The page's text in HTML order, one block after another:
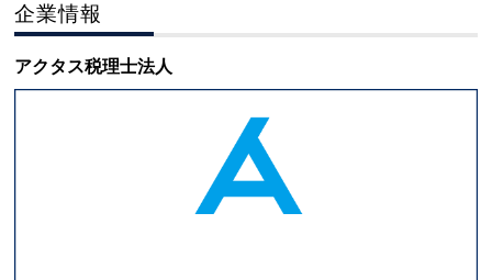
企業情報
アクタス税理士法人